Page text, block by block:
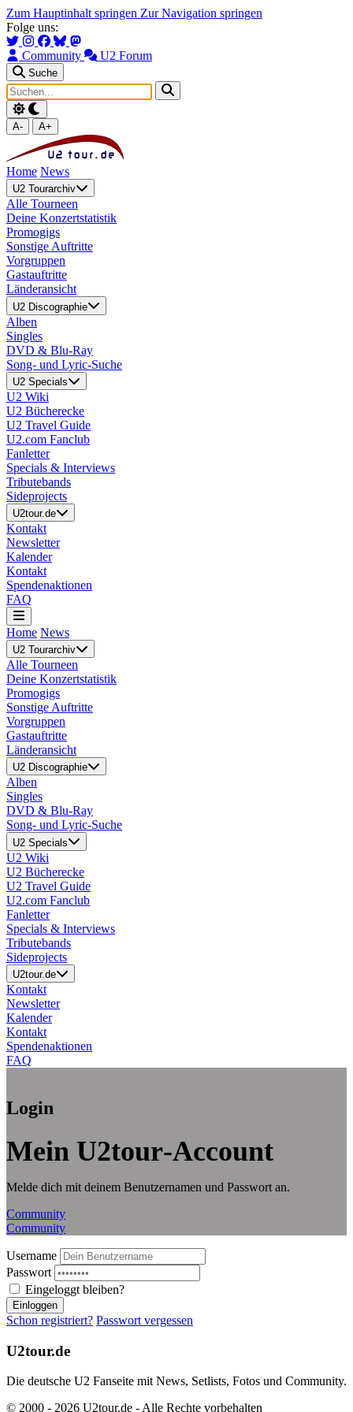
Zum Hauptinhalt springen Zur Navigation springen
Folge uns:
Community U2 Forum
Suche
A- A+
Home News
U2 Tourarchiv
Alle Tourneen
Deine Konzertstatistik
Promogigs
Sonstige Auftritte
Vorgruppen
Gastauftritte
Länderansicht
U2 Discographie
Alben
Singles
DVD & Blu-Ray
Song- und Lyric-Suche
U2 Specials
U2 Wiki
U2 Bücherecke
U2 Travel Guide
U2.com Fanclub
Fanletter
Specials & Interviews
Tributebands
Sideprojects
U2tour.de
Kontakt
Newsletter
Kalender
Kontakt
Spendenaktionen
FAQ
Home News
U2 Tourarchiv
Alle Tourneen
Deine Konzertstatistik
Promogigs
Sonstige Auftritte
Vorgruppen
Gastauftritte
Länderansicht
U2 Discographie
Alben
Singles
DVD & Blu-Ray
Song- und Lyric-Suche
U2 Specials
U2 Wiki
U2 Bücherecke
U2 Travel Guide
U2.com Fanclub
Fanletter
Specials & Interviews
Tributebands
Sideprojects
U2tour.de
Kontakt
Newsletter
Kalender
Kontakt
Spendenaktionen
FAQ
Login
Mein U2tour‑Account
Melde dich mit deinem Benutzernamen und Passwort an.
Community
Community
Username
Passwort
Eingeloggt bleiben?
Einloggen
Schon registriert? Passwort vergessen
U2tour.de
Die deutsche U2 Fanseite mit News, Setlists, Fotos und Community.
© 2000 - 2026 U2tour.de - Alle Rechte vorbehalten